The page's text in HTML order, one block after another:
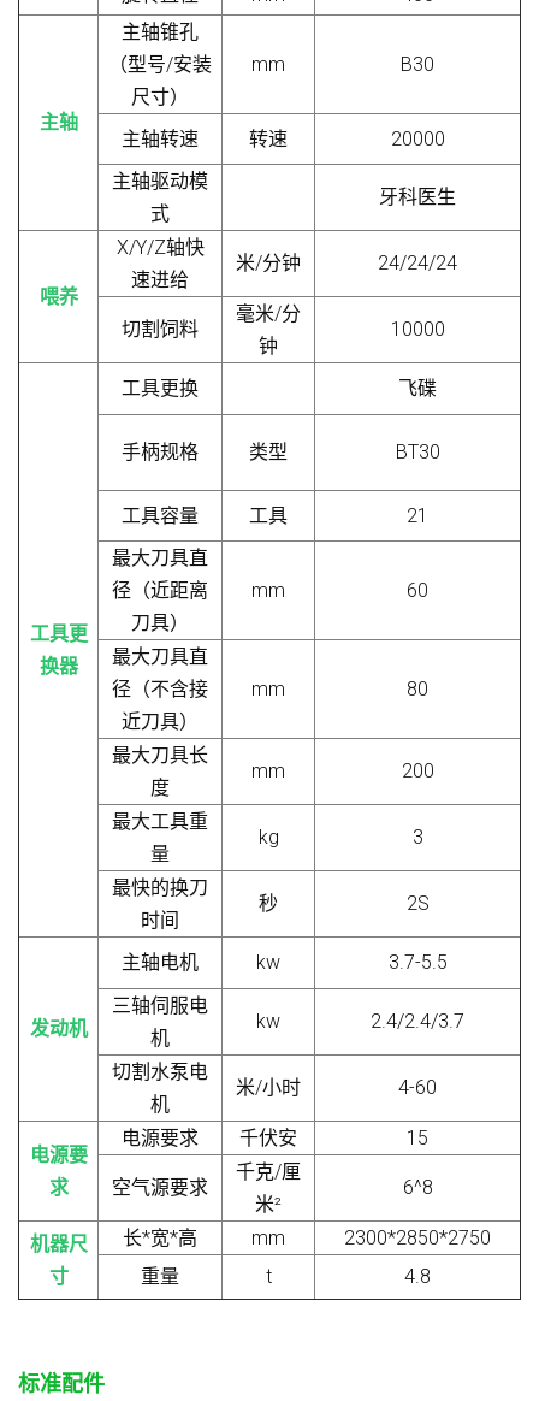
主轴
主轴锥孔
（型号/安装
尺寸）
mm B30
主轴转速 转速
20000
主轴驱动模
式
牙科医生
喂养
X/Y/Z轴快
速进给
米/分钟 24/24/24
切割饲料
毫米/分
钟
10000
工具更
换器
工具更换 飞碟
手柄规格 类型 BT30
工具容量 工具
21
最大刀具直
径（近距离
刀具）
mm 60
最大刀具直
径（不含接
近刀具）
mm 80
最大刀具长
度
mm 200
最大工具重
量
kg 3
最快的换刀
时间
秒 2S
发动机
主轴电机 kw
3.7-5.5
三轴伺服电
机
kw 2.4/2.4/3.7
切割水泵电
机
米/小时 4-60
电源要
求
电源要求 千伏安 15
空气源要求
千克/厘
米²
6^8
机器尺
寸
长*宽*高 mm 2300*2850*2750
重量
t 4.8
标准配件